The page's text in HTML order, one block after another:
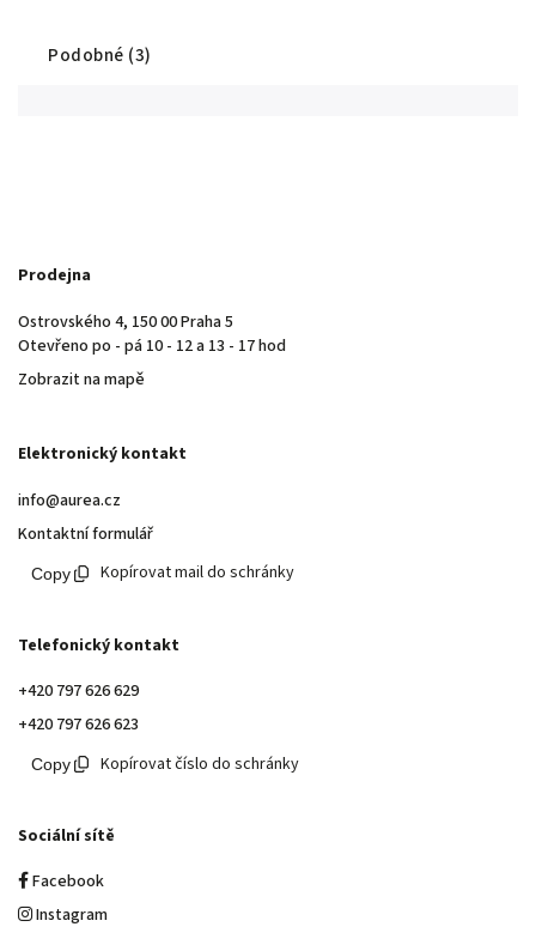
Podobné (3)
Prodejna
Ostrovského 4, 150 00 Praha 5
Otevřeno po - pá 10 - 12 a 13 - 17 hod
Zobrazit na mapě
Elektronický kontakt
info@aurea.cz
Kontaktní formulář
Kopírovat mail do schránky
Telefonický kontakt
+420 797 626 629
+420 797 626 623
Kopírovat číslo do schránky
Sociální sítě
Facebook
Instagram